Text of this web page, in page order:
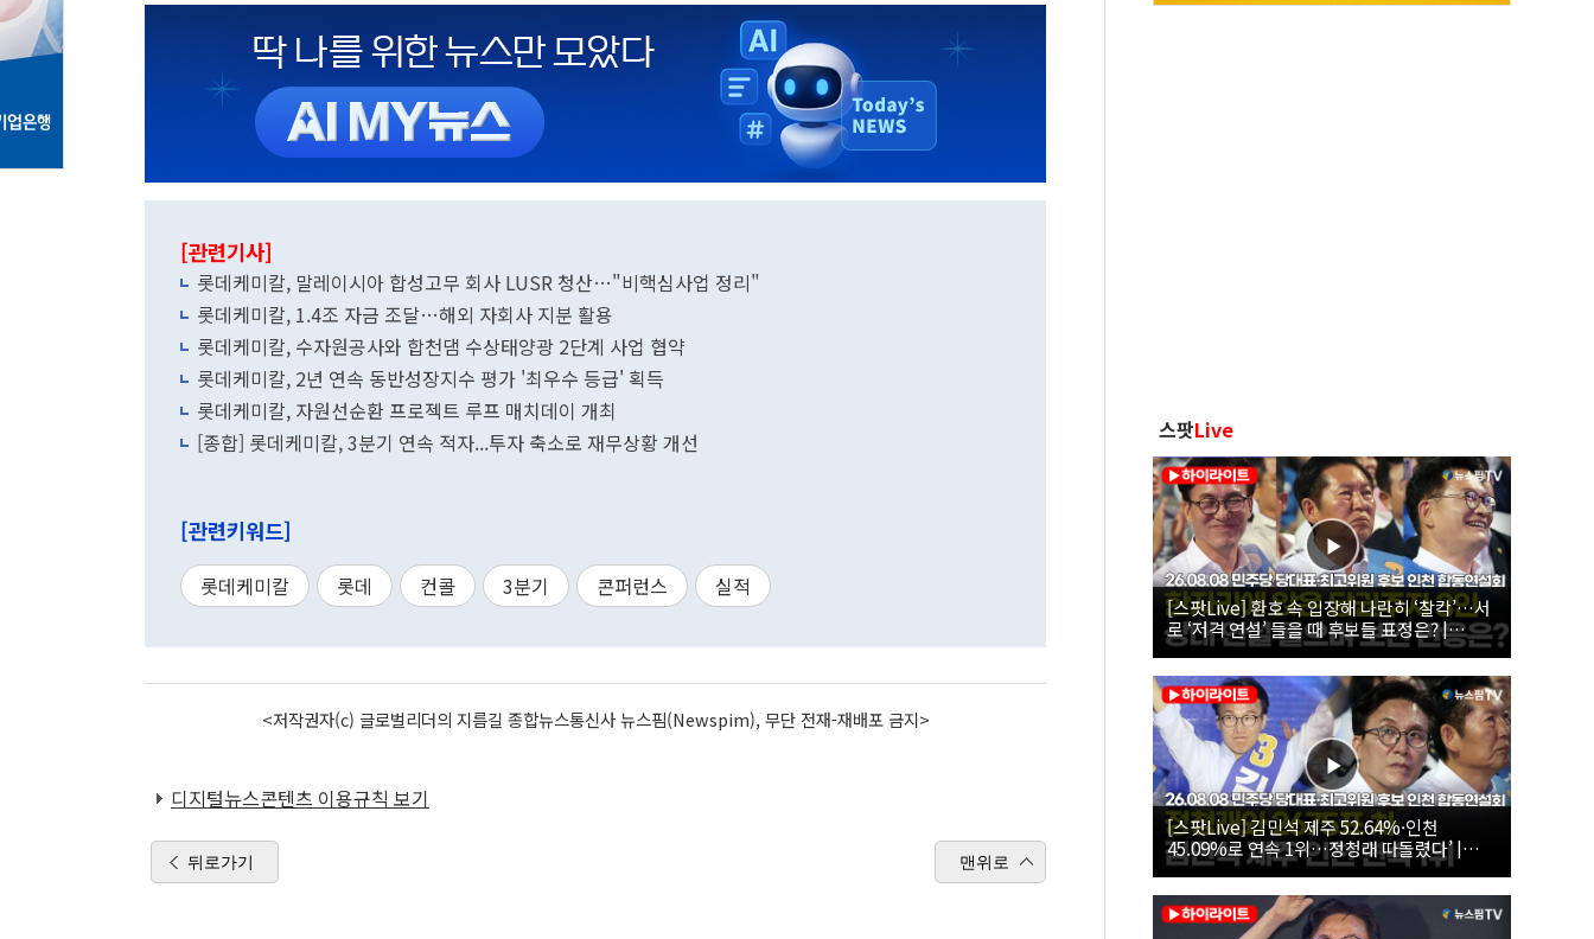
[관련기사]
롯데케미칼, 말레이시아 합성고무 회사 LUSR 청산…"비핵심사업 정리"
롯데케미칼, 1.4조 자금 조달…해외 자회사 지분 활용
롯데케미칼, 수자원공사와 합천댐 수상태양광 2단계 사업 협약
롯데케미칼, 2년 연속 동반성장지수 평가 '최우수 등급' 획득
롯데케미칼, 자원선순환 프로젝트 루프 매치데이 개최
[종합] 롯데케미칼, 3분기 연속 적자...투자 축소로 재무상황 개선
[관련키워드]
롯데케미칼 롯데 컨콜 3분기 콘퍼런스 실적
<저작권자(c) 글로벌리더의 지름길 종합뉴스통신사 뉴스핌(Newspim), 무단 전재-재배포 금지>
디지털뉴스콘텐츠 이용규칙 보기
뒤로가기 맨위로
스팟Live
[스팟Live] 환호 속 입장해 나란히 ‘찰칵’…서
로 ‘저격 연설’ 들을 때 후보들 표정은? |
26.08.08 더불어민주당 당대표·최고위원 후
보 인천 합동연설회
[스팟Live] 김민석 제주 52.64%·인천
45.09%로 연속 1위…정청래 따돌렸다’ |
26.08.08 더불어민주당 당대표·최고위원 후
보 인천 합동연설회